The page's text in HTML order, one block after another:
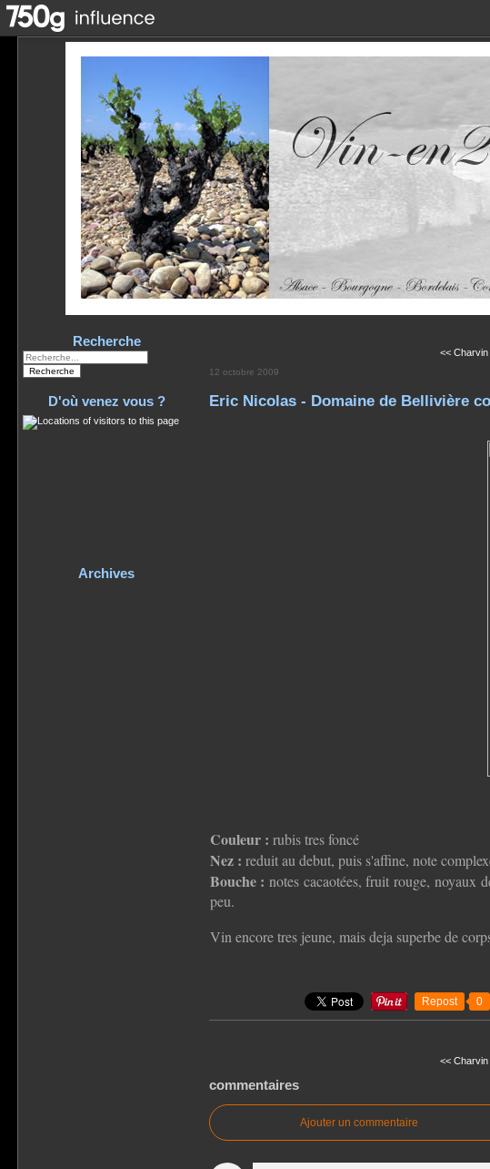
Recherche
D'où venez vous ?
Archives
<< Charvin
12 octobre 2009
Eric Nicolas - Domaine de Bellivière
Couleur : rubis tres foncé
Nez : reduit au debut, puis s'affine, note
Bouche : notes cacaotées, fruit rouge, noyaux
peu.
Vin encore tres jeune, mais deja superbe de
Repost 0
<< Charvin
commentaires
Ajouter un commentaire